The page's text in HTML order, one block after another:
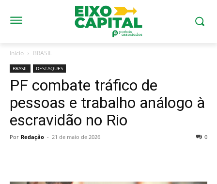
Início BRASIL
BRASIL DESTAQUES
PF combate tráfico de
pessoas e trabalho análogo à
escravidão no Rio
Por Redação - 21 de maio de 2026 0